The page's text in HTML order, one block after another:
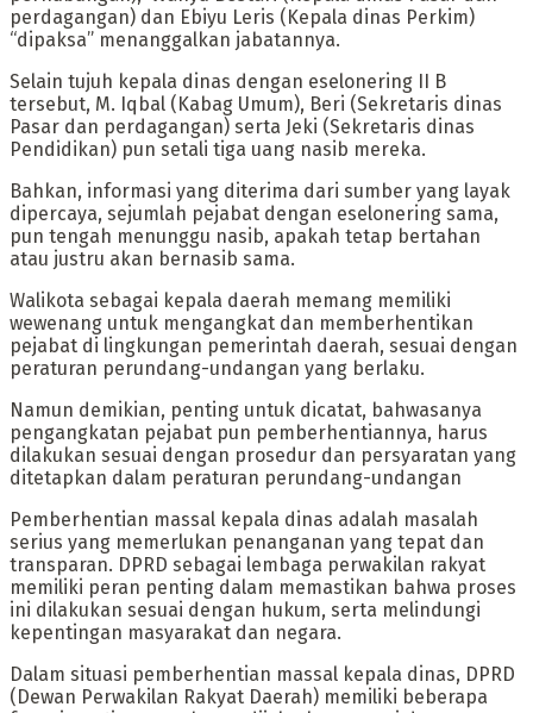
perdagangan) dan Ebiyu Leris (Kepala dinas Perkim)
“dipaksa” menanggalkan jabatannya.
‎Selain tujuh kepala dinas dengan eselonering II B
tersebut, M. Iqbal (Kabag Umum), Beri (Sekretaris dinas
Pasar dan perdagangan) serta Jeki (Sekretaris dinas
Pendidikan) pun setali tiga uang nasib mereka.
‎Bahkan, informasi yang diterima dari sumber yang layak
dipercaya, sejumlah pejabat dengan eselonering sama,
pun tengah menunggu nasib, apakah tetap bertahan
atau justru akan bernasib sama.
‎Walikota sebagai kepala daerah memang memiliki
wewenang untuk mengangkat dan memberhentikan
pejabat di lingkungan pemerintah daerah, sesuai dengan
peraturan perundang-undangan yang berlaku.
‎Namun demikian, penting untuk dicatat, bahwasanya
pengangkatan pejabat pun pemberhentiannya, harus
dilakukan sesuai dengan prosedur dan persyaratan yang
ditetapkan dalam peraturan perundang-undangan
‎Pemberhentian massal kepala dinas adalah masalah
serius yang memerlukan penanganan yang tepat dan
transparan. DPRD sebagai lembaga perwakilan rakyat
memiliki peran penting dalam memastikan bahwa proses
ini dilakukan sesuai dengan hukum, serta melindungi
kepentingan masyarakat dan negara.
‎Dalam situasi pemberhentian massal kepala dinas, DPRD
(Dewan Perwakilan Rakyat Daerah) memiliki beberapa